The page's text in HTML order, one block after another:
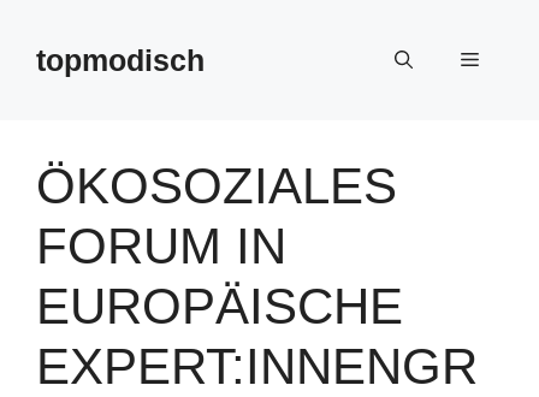
springentopmodisch Menü
ÖKOSOZIALES
FORUM IN
EUROPÄISCHE
EXPERT:INNENGR